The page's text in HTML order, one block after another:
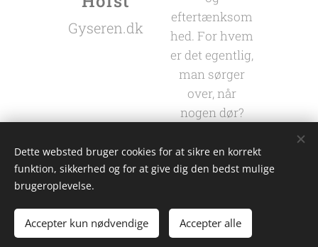
Gyseren.dk
eftertænksom
hed. For hvem
er det egentlig,
man sørger
over, når
nogen dør?
Jette
Holst
Dette websted bruger cookies for at sikre en korrekt
funktion, sikkerhed og for at give dig den bedst mulige
brugeroplevelse.
Accepter kun nødvendige Accepter alle